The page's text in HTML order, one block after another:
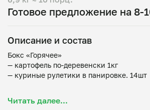
Готовое предложение на 8-
Описание и состав
Бокс «Горячее»
— картофель по-деревенски 1кг
— куриные рулетики в панировке. 14шт
— Салат с ветчиной, кукурузой и
Читать далее...